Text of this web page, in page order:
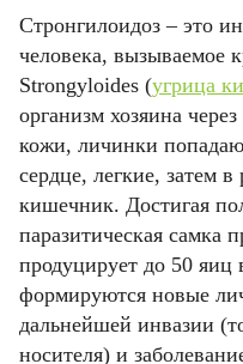
Стронгилоидоз – это
человека, вызываемое
Strongyloides (угрица
организм хозяина
кожи, личинки
сердце, легкие, затем
кишечник. Достигая
паразитическая самка
продуцирует до 50 яиц
формируются новые
дальнейшей инвазии
носителя) и